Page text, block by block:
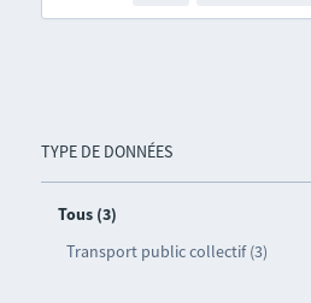
TYPE DE DONNÉES
Tous (3)
Transport public collectif (3)